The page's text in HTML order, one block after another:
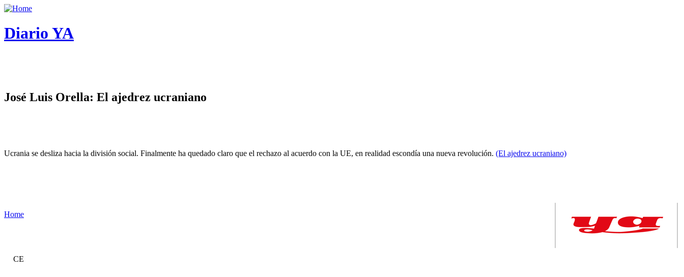
Diario YA
José Luis Orella: El ajedrez ucraniano
Ucrania se desliza hacia la división social. Finalmente ha quedado claro que el rechazo al acuerdo con la UE, en realidad escondía una nueva revolución. (El ajedrez ucraniano)
Home
CE